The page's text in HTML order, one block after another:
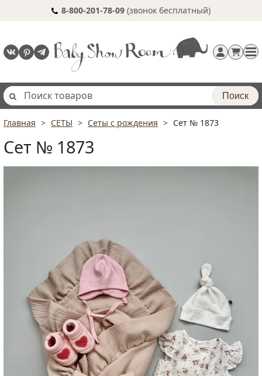
8-800-201-78-09 (звонок бесплатный)
Поиск
Главная СЕТЫ Сеты с рождения Сет № 1873
Сет № 1873